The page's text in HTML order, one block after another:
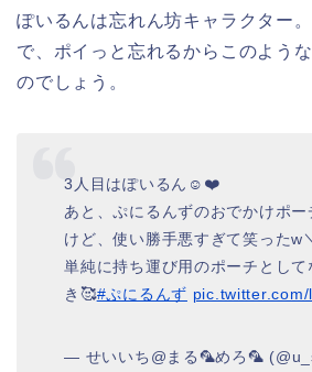
ぽいるんは忘れん坊キャラクター
で、ポイっと忘れるからこのよう
のでしょう。
3人目はぽいるん☺️❤️
あと、ぷにるんずのおでかけポー
けど、使い勝手悪すぎて笑ったw
単純に持ち運び用のポーチとして
き🥰#ぷにるんず
— せいいち@まる🦜めろ🦜